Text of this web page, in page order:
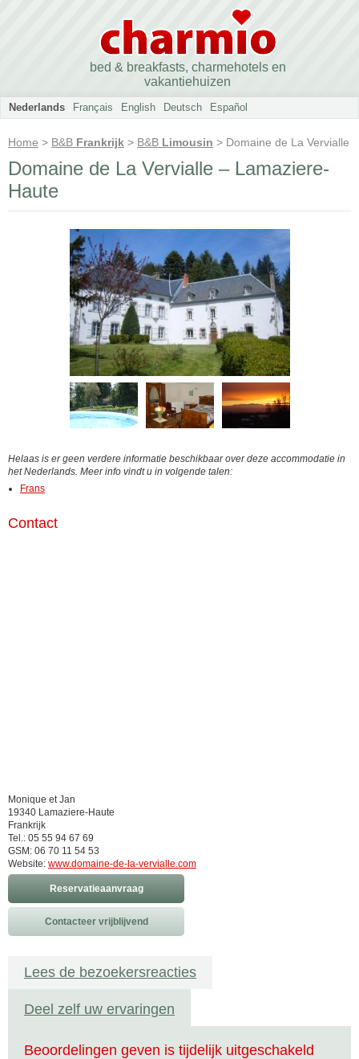
bed & breakfasts, charmehotels en
vakantiehuizen
Nederlands Français English Deutsch Español
Home > B&B Frankrijk > B&B Limousin > Domaine de La Vervialle
Domaine de La Vervialle – Lamaziere-
Haute
Helaas is er geen verdere informatie beschikbaar over deze accommodatie in
het Nederlands. Meer info vindt u in volgende talen:
Frans
Contact
Monique et Jan
19340 Lamaziere-Haute
Frankrijk
Tel.: 05 55 94 67 69
GSM: 06 70 11 54 53
Website: www.domaine-de-la-vervialle.com
Reservatieaanvraag
Contacteer vrijblijvend
Lees de bezoekersreacties
Deel zelf uw ervaringen
Beoordelingen geven is tijdelijk uitgeschakeld